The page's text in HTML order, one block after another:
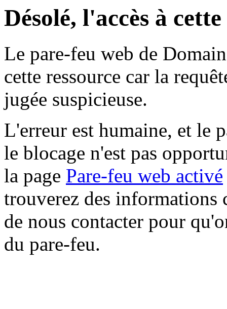
Désolé, l'accès à
Le pare-feu web de
cette ressource car la
jugée suspicieuse.
L'erreur est humaine, et le
le blocage n'est pas
la page Pare-feu web activé
trouverez des informations
de nous contacter pour
du pare-feu.